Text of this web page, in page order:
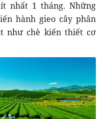
nhất 1 tháng. Những
hành gieo cây phân
như chè kiến thiết cơ